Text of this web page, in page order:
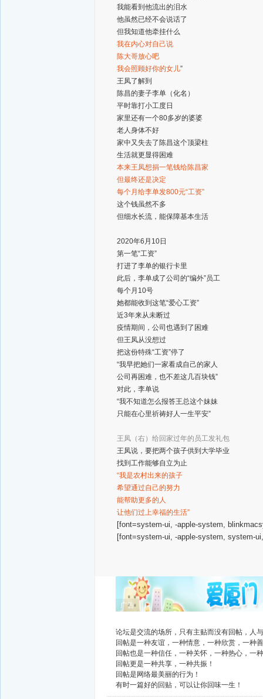
我能看到他流出的泪水
他虽然已经不会说话了
但我知道他牵挂什么
我在内心对自己说
陈大哥放心吧
我会照顾好你的女儿”
王凤了解到
陈昌的妻子李单（化名）
平时靠打小工度日
家里还有一个80多岁的婆婆
老人身体不好
家中又失去了陈昌这个顶梁柱
生活就更显得困难
本来王凤想捐一笔钱给陈昌家
但最终还是决定
每个月给李单发800元“工资”
这个钱虽然不多
但细水长流，能保障基本生活
2020年6月10日
第一笔“工资”
打进了李单的银行卡里
此后，李单成了公司的“编外”员工
每个月10号
她都能收到这笔“爱心工资”
近3年来从未断过
疫情期间，公司也遇到了困难
但王凤从没想过
把这份特殊“工资”停了
“我早把她们一家看成自己的家人
公司再困难，也不差这几百块钱”
对此，李单说
“我不知道怎么报答王总这个妹妹
只能在心里祈祷好人一生平安”
王凤（右）给回家过年的员工发礼包
王凤说，要把两个孩子供到大学毕业
找到工作能够自立为止
“我是农村出来的孩子
希望通过自己的努力
能帮助更多的人
让他们过上幸福的生活”
[font=system-ui, -apple-system,
[font=system-ui, -apple-system, system-
广告
论坛是交流的场所，只有主贴而没有回帖，人
回帖是一种友谊，一种情意，一种欣赏，一种
回帖也是一种信任，一种关怀，一种热心，一
回帖更是一种共享，一种共振！
回帖是网络最美丽的行为！
有时一篇好的回贴，可以让你回味一生！